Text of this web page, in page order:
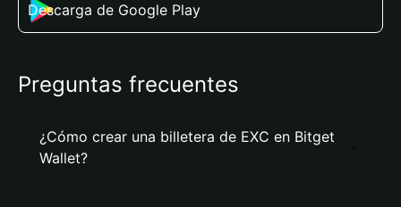
Descarga de Google Play
Preguntas frecuentes
¿Cómo crear una billetera de EXC en Bitget
Wallet?